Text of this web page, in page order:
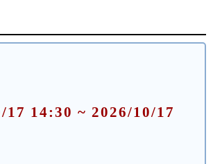
17 14:30 ~ 2026/10/17